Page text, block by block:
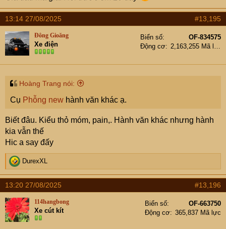
13:14 27/08/2025 #13,195
Đông Gioăng
Xe điện
Biển số
OF-834575
Động cơ
2,163,255 Mã lực
Hoàng Trang nói:
Cụ Phỗng new hành văn khác ạ.
Biết đâu. Kiểu thỏ móm, pain,. Hành văn khác nhưng hành
kia vẫn thế
Hic a say đấy
R
e
a
c
t
i
o
n
DurexXL
13:20 27/08/2025 #13,196
114hangbong
Xe cút kít
Biển số
OF-663750
Động cơ
365,837 Mã lực